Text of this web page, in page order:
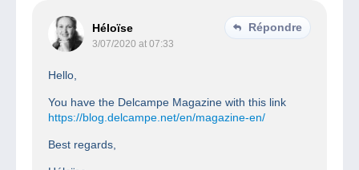
Héloïse
3/07/2020 at 07:33
Répondre
Hello,
You have the Delcampe Magazine with this link
https://blog.delcampe.net/en/magazine-en/
Best regards,